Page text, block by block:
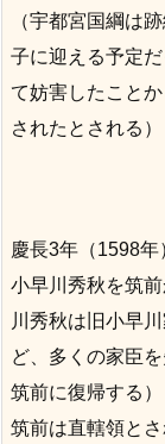
（宇都宮国綱は
子に迎える予定
て妨害したこと
されたとされる）
慶長3年（1598年
小早川秀秋を筑
川秀秋は旧小早
ど、多くの家臣
筑前に復帰する）
筑前は直轄領と